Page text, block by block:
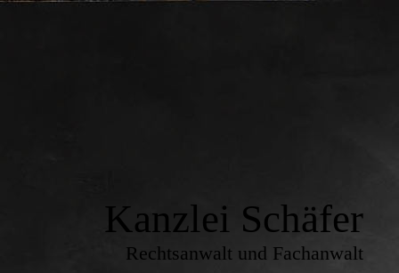
Kanzlei Schäfer
Rechtsanwalt und Fachanwalt